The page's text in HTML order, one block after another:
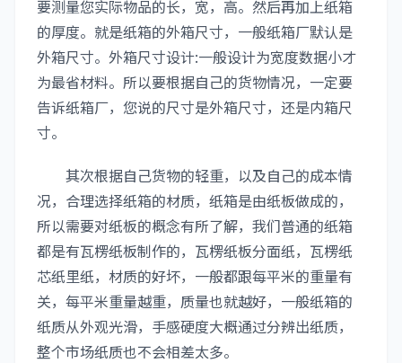
要测量您实际物品的长，宽，高。然后再加上纸箱
的厚度。就是纸箱的外箱尺寸，一般纸箱厂默认是
外箱尺寸。外箱尺寸设计:一般设计为宽度数据小才
为最省材料。所以要根据自己的货物情况，一定要
告诉纸箱厂，您说的尺寸是外箱尺寸，还是内箱尺
寸。
其次根据自己货物的轻重，以及自己的成本情
况，合理选择纸箱的材质，纸箱是由纸板做成的，
所以需要对纸板的概念有所了解，我们普通的纸箱
都是有瓦楞纸板制作的，瓦楞纸板分面纸，瓦楞纸
芯纸里纸，材质的好坏，一般都跟每平米的重量有
关，每平米重量越重，质量也就越好，一般纸箱的
纸质从外观光滑，手感硬度大概通过分辨出纸质，
整个市场纸质也不会相差太多。